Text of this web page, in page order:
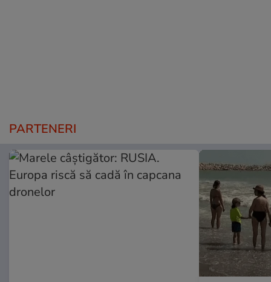
PARTENERI